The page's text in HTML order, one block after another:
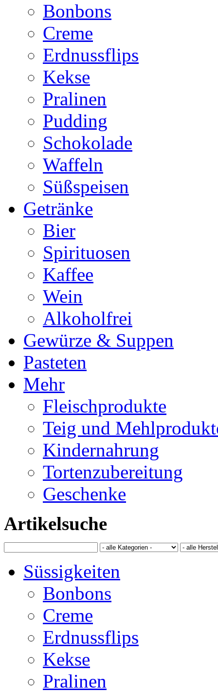
Bonbons
Creme
Erdnussflips
Kekse
Pralinen
Pudding
Schokolade
Waffeln
Süßspeisen
Getränke
Bier
Spirituosen
Kaffee
Wein
Alkoholfrei
Gewürze & Suppen
Pasteten
Mehr
Fleischprodukte
Teig und
Kindernahrung
Tortenzubereitung
Geschenke
Artikelsuche
Süssigkeiten
Bonbons
Creme
Erdnussflips
Kekse
Pralinen